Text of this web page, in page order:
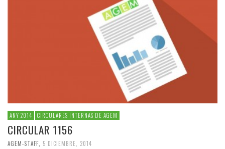
ANY 2014 CIRCULARES INTERNAS DE AGEM
CIRCULAR 1156
AGEM-STAFF 5 DICIEMBRE, 2014